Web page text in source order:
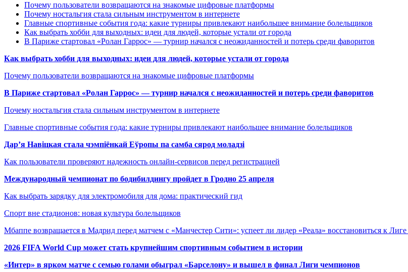
Почему пользователи возвращаются на знакомые цифровые платформы
Почему ностальгия стала сильным инструментом в интернете
Главные спортивные события года: какие турниры привлекают наибольшее внимание болельщиков
Как выбрать хобби для выходных: идеи для людей, которые устали от города
В Париже стартовал «Ролан Гаррос» — турнир начался с неожиданностей и потерь среди фаворитов
Как выбрать хобби для выходных: идеи для людей, которые устали от города
Почему пользователи возвращаются на знакомые цифровые платформы
В Париже стартовал «Ролан Гаррос» — турнир начался с неожиданностей и потерь среди фаворитов
Почему ностальгия стала сильным инструментом в интернете
Главные спортивные события года: какие турниры привлекают наибольшее внимание болельщиков
Дар’я Навіцкая стала чэмпіёнкай Еўропы па самба сярод моладзі
Как пользователи проверяют надежность онлайн-сервисов перед регистрацией
Международный чемпионат по бодибилдингу пройдет в Гродно 25 апреля
Как выбрать зарядку для электромобиля для дома: практический гид
Спорт вне стадионов: новая культура болельщиков
Мбаппе возвращается в Мадрид перед матчем с «Манчестер Сити»: успеет ли лидер «Реала» восстановиться к
2026 FIFA World Cup может стать крупнейшим спортивным событием в истории
«Интер» в ярком матче с семью голами обыграл «Барселону» и вышел в финал Лиги чемпионов